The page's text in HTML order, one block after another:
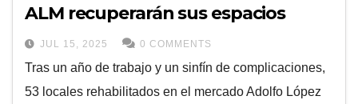
ALM recuperarán sus espacios
JUL 15, 2025 0 COMMENTS
Tras un año de trabajo y un sinfín de complicaciones,
53 locales rehabilitados en el mercado Adolfo López